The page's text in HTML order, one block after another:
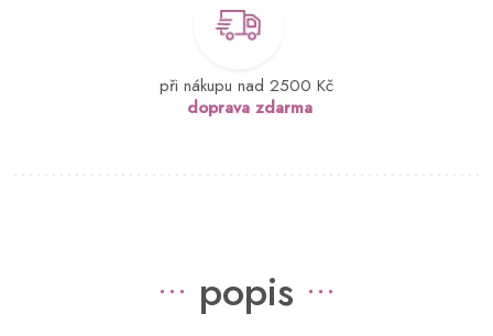
při nákupu nad 2500 Kč
doprava zdarma
popis